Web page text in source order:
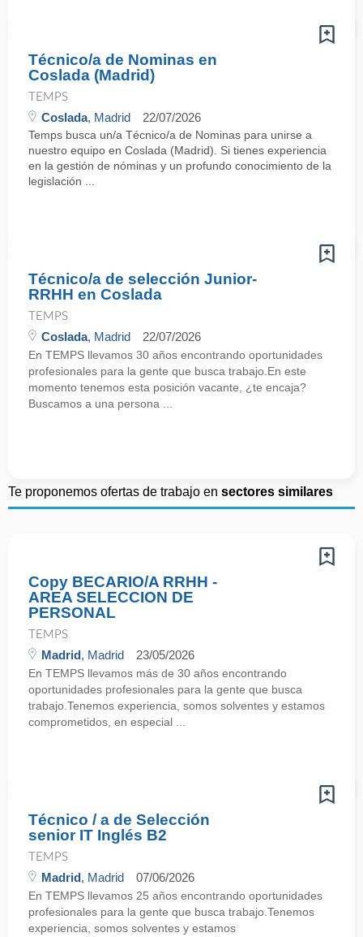
Técnico/a de Nominas en
Coslada (Madrid)
TEMPS
Coslada, Madrid 22/07/2026
Temps busca un/a Técnico/a de Nominas para unirse a
nuestro equipo en Coslada (Madrid). Si tienes experiencia
en la gestión de nóminas y un profundo conocimiento de la
legislación ...
Técnico/a de selección Junior-
RRHH en Coslada
TEMPS
Coslada, Madrid 22/07/2026
En TEMPS llevamos 30 años encontrando oportunidades
profesionales para la gente que busca trabajo.En este
momento tenemos esta posición vacante, ¿te encaja?
Buscamos a una persona ...
Te proponemos ofertas de trabajo en sectores similares
Copy BECARIO/A RRHH -
AREA SELECCION DE
PERSONAL
TEMPS
Madrid, Madrid 23/05/2026
En TEMPS llevamos más de 30 años encontrando
oportunidades profesionales para la gente que busca
trabajo.Tenemos experiencia, somos solventes y estamos
comprometidos, en especial ...
Técnico / a de Selección
senior IT Inglés B2
TEMPS
Madrid, Madrid 07/06/2026
En TEMPS llevamos 25 años encontrando oportunidades
profesionales para la gente que busca trabajo.Tenemos
experiencia, somos solventes y estamos